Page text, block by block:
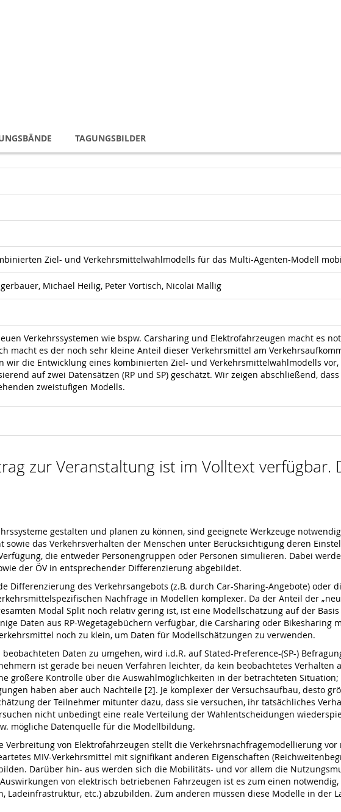
TAGUNGSBILDER
Ziel- und Verkehrsmittelwahlmodells für das Multi-Agenten-Modell
Michael Heilig, Peter Vortisch, Nicolai Mallig
Verkehrssystemen wie bspw. Carsharing und Elektrofahrzeugen macht es
macht es der noch sehr kleine Anteil dieser Verkehrsmittel am
wir die Entwicklung eines kombinierten Ziel- und Verkehrsmittelwahlmodells
auf zwei Datensätzen (RP und SP) geschätzt. Wir zeigen abschließend,
zweistufigen Modells.
zur Veranstaltung ist im Volltext verfügbar.
gestalten und planen zu können, sind geeignete Werkzeuge
sowie das Verkehrsverhalten der Menschen unter Berücksichtigung deren
die entweder Personengruppen oder Personen simulieren. Dabei
der ÖV in entsprechender Differenzierung abgebildet.
Differenzierung des Verkehrsangebots (z.B. durch Car-Sharing-Angebote)
Nachfrage in Modellen komplexer. Da der Anteil der
Modal Split noch relativ gering ist, ist eine Modellschätzung auf der
Daten aus RP-Wegetagebüchern verfügbar, die Carsharing oder
noch zu klein, um Daten für Modellschätzungen zu verwenden.
Daten zu umgehen, wird i.d.R. auf Stated-Preference-(SP-)
ist gerade bei neuen Verfahren leichter, da kein beobachtetes Verhalten
größere Kontrolle über die Auswahlmöglichkeiten in der betrachteten
haben aber auch Nachteile [2]. Je komplexer der Versuchsaufbau, desto
der Teilnehmer mitunter dazu, dass sie versuchen, ihr tatsächliches
nicht unbedingt eine reale Verteilung der Wahlentscheidungen
mögliche Datenquelle für die Modellbildung.
Verbreitung von Elektrofahrzeugen stellt die Verkehrsnachfragemodellierung
MIV-Verkehrsmittel mit signifikant anderen Eigenschaften
Darüber hin- aus werden sich die Mobilitäts- und vor allem die
von elektrisch betriebenen Fahrzeugen ist es zum einen
Ladeinfrastruktur, etc.) abzubilden. Zum anderen müssen diese Modelle in der